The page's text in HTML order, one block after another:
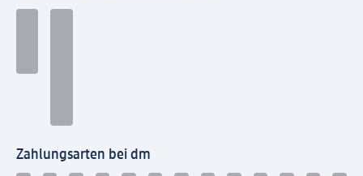
Zahlungsarten bei dm